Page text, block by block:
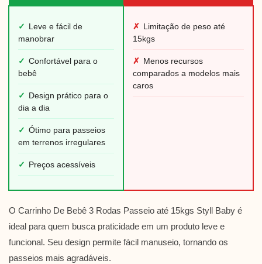
✓
Leve e fácil de
manobrar
✓ Confortável para o
bebê
✓
Design prático para o
dia a dia
✓ Ótimo para passeios
em terrenos irregulares
✓ Preços acessíveis
✗ Limitação de peso até
15kgs
✗ Menos recursos
comparados a modelos mais
caros
O Carrinho De Bebê 3 Rodas Passeio até 15kgs Styll Baby é
ideal para quem busca praticidade em um produto leve e
funcional. Seu design permite fácil manuseio, tornando os
passeios mais agradáveis.